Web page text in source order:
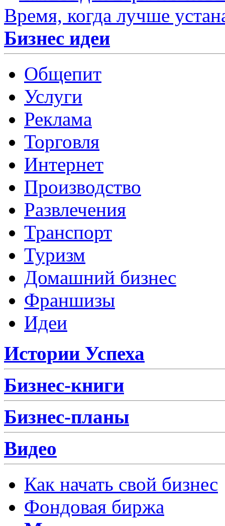
Время, когда лучше
Бизнес идеи
Общепит
Услуги
Реклама
Торговля
Интернет
Производство
Развлечения
Транспорт
Туризм
Домашний бизнес
Франшизы
Идеи
Истории Успеха
Бизнес-книги
Бизнес-планы
Видео
Как начать свой бизнес
Фондовая биржа